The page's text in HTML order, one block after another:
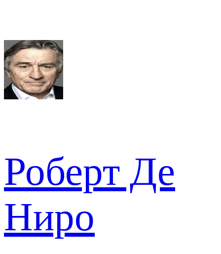
Роберт Де
Ниро